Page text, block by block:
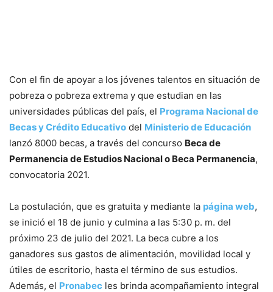
Con el fin de apoyar a los jóvenes talentos en situación de
pobreza o pobreza extrema y que estudian en las
universidades públicas del país, el Programa Nacional de
Becas y Crédito Educativo del Ministerio de Educación
lanzó 8000 becas, a través del concurso Beca de
Permanencia de Estudios Nacional o Beca Permanencia,
convocatoria 2021.
La postulación, que es gratuita y mediante la página web,
se inició el 18 de junio y culmina a las 5:30 p. m. del
próximo 23 de julio del 2021. La beca cubre a los
ganadores sus gastos de alimentación, movilidad local y
útiles de escritorio, hasta el término de sus estudios.
Además, el Pronabec les brinda acompañamiento integral